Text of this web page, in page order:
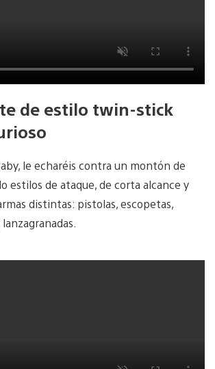
de estilo twin-stick
le echaréis contra un montón de
estilos de ataque, de corta alcance y
distintas: pistolas, escopetas,